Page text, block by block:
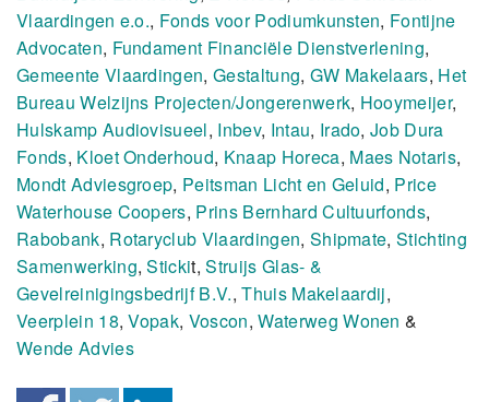
Vlaardingen e.o., Fonds voor Podiumkunsten, Fontijne
Advocaten, Fundament Financiële Dienstverlening,
Gemeente Vlaardingen, Gestaltung, GW Makelaars, Het
Bureau Welzijns Projecten/Jongerenwerk, Hooymeijer,
Hulskamp Audiovisueel, Inbev, Intau, Irado,Job Dura
Fonds, Kloet Onderhoud, Knaap Horeca, Maes Notaris,
Mondt Adviesgroep, Peitsman Licht en Geluid, Price
Waterhouse Coopers, Prins Bernhard Cultuurfonds,
Rabobank, Rotaryclub Vlaardingen, Shipmate,Stichting
Samenwerking,Stickit,Struijs Glas- &
Gevelreinigingsbedrijf B.V., Thuis Makelaardij,
Veerplein 18,Vopak, Voscon,Waterweg Wonen &
Wende Advies